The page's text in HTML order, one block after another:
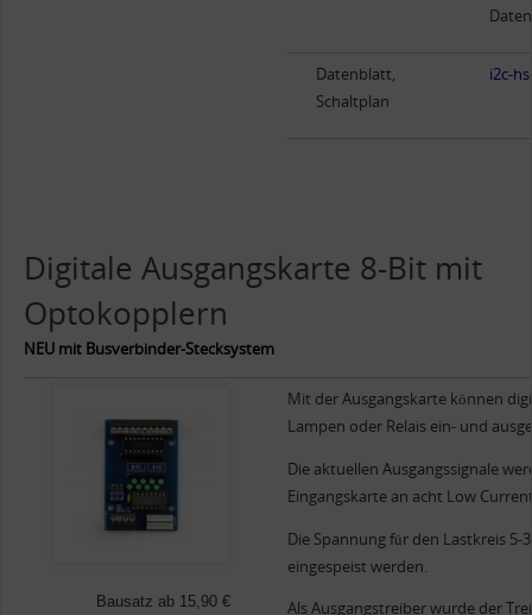
Datenblatt,
Schaltplan
i2c-
Digitale Ausgangskarte 8-Bit mit
Optokopplern
NEU mit Busverbinder-Stecksystem
Bausatz ab 15,90 €
Mit der Ausgangskarte können
Lampen oder Relais ein- und
Die aktuellen Ausgangssignale
Eingangskarte an acht Low
Die Spannung für den Lastkreis
eingespeist werden.
Als Ausgangstreiber wurde der